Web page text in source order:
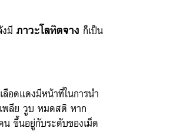
มี ภาวะโลหิตจาง ก็เป็น
อดแดงมีหน้าที่ในการนำ
เพลีย วูบ หมดสติ หาก
น ขึ้นอยู่กับระดับของเม็ด